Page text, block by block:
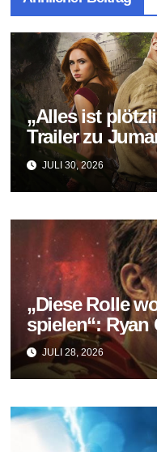
„Alles ist
Trailer zu
das Finale der
JULI 30, 2026
„Diese Rolle
spielen“:
neuer Ghost
JULI 28, 2026